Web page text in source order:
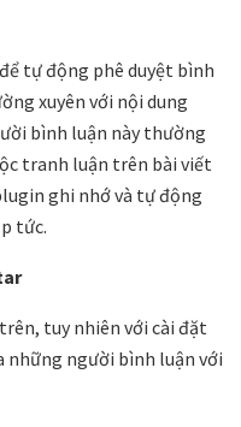
tự động phê duyệt bình
xuyên với nội dung
bình luận này thường
tranh luận trên bài viết
ghi nhớ và tự động
tức.
tuy nhiên với cài đặt
những người bình luận với